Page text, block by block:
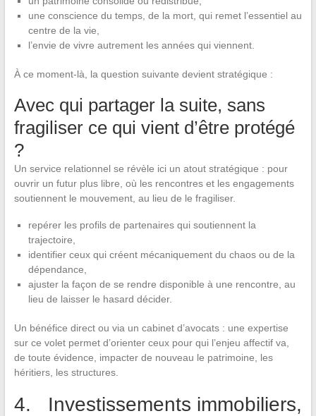
une conscience du temps, de la mort, qui remet l’essentiel au
centre de la vie,
l’envie de vivre autrement les années qui viennent.
À ce moment-là, la question suivante devient stratégique :
Avec qui partager la suite, sans
fragiliser ce qui vient d’être protégé
?
Un service relationnel se révèle ici un atout stratégique : pour
ouvrir un futur plus libre, où les rencontres et les engagements
soutiennent le mouvement, au lieu de le fragiliser.
repérer les profils de partenaires qui soutiennent la
trajectoire,
identifier ceux qui créent mécaniquement du chaos ou de la
dépendance,
ajuster la façon de se rendre disponible à une rencontre, au
lieu de laisser le hasard décider.
Un bénéfice direct ou via un cabinet d’avocats : une expertise
sur ce volet permet d’orienter ceux pour qui l’enjeu affectif va,
de toute évidence, impacter de nouveau le patrimoine, les
héritiers, les structures.
4. Investissements immobiliers,